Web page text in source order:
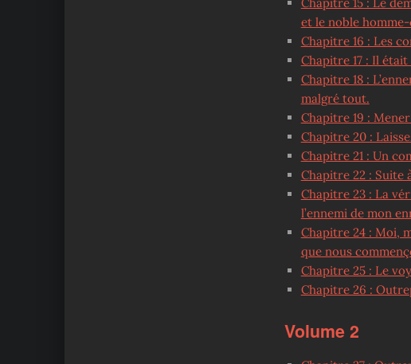
et le noble
Chapitre 16 : Les
Chapitre 17 : Il
Chapitre 18 :
malgré tout.
Chapitre 19 :
Chapitre 20 :
Chapitre 21 : Un
Chapitre 22 : Suite
Chapitre 23 : La
l’ennemi de mon
Chapitre 24 : Moi,
que nous
Chapitre 25 : Le
Chapitre 26 :
Volume 2